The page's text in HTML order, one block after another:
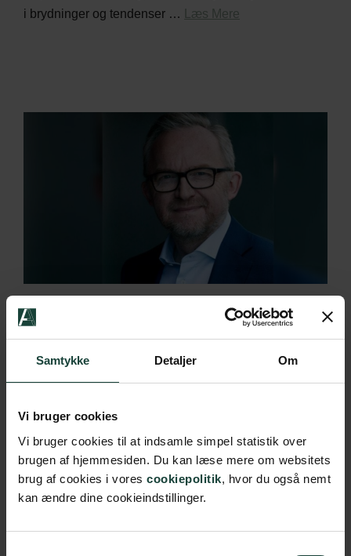
Samtykke Detaljer Om
Vi bruger cookies
Vi bruger cookies til at indsamle simpel statistik over
brugen af hjemmesiden. Du kan læse mere om websitets
brug af cookies i vores cookiepolitik, hvor du også nemt
kan ændre dine cookieindstillinger.
i brydninger og tendenser …
Læs Mere
Det har altid været et vilkår for mennesker at leve med
Mere